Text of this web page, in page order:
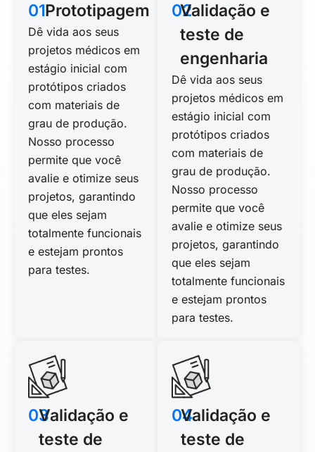
01Prototipagem
Dê vida aos seus
projetos médicos em
estágio inicial com
protótipos criados
com materiais de
grau de produção.
Nosso processo
permite que você
avalie e otimize seus
projetos, garantindo
que eles sejam
totalmente funcionais
e estejam prontos
para testes.
02
Validação e
teste de
engenharia
Dê vida aos seus
projetos médicos em
estágio inicial com
protótipos criados
com materiais de
grau de produção.
Nosso processo
permite que você
avalie e otimize seus
projetos, garantindo
que eles sejam
totalmente funcionais
e estejam prontos
para testes.
03Validação e
teste de
04
Validação e
teste de